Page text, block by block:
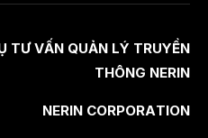
TƯ VẤN QUẢN LÝ TRUYỀN
THÔNG NERIN
NERIN CORPORATION